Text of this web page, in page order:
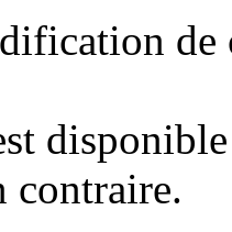
de
contraire.